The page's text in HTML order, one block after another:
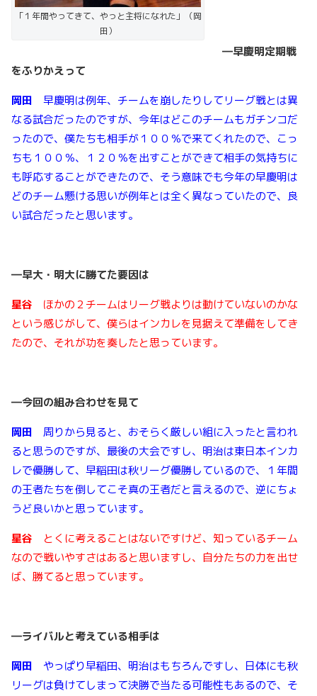
「１年間やってきて、やっと主将になれた」（岡
田）
―早慶明定期戦
をふりかえって
岡田 早慶明は例年、チームを崩したりしてリーグ戦とは異
なる試合だったのですが、今年はどこのチームもガチンコだ
ったので、僕たちも相手が１００％で来てくれたので、こっ
ちも１００％、１２０％を出すことができて相手の気持ちに
も呼応することができたので、そう意味でも今年の早慶明は
どのチーム懸ける思いが例年とは全く異なっていたので、良
い試合だったと思います。
―早大・明大に勝てた要因は
星谷 ほかの２チームはリーグ戦よりは動けていないのかな
という感じがして、僕らはインカレを見据えて準備をしてき
たので、それが功を奏したと思っています。
―今回の組み合わせを見て
岡田 周りから見ると、おそらく厳しい組に入ったと言われ
ると思うのですが、最後の大会ですし、明治は東日本インカ
レで優勝して、早稲田は秋リーグ優勝しているので、１年間
の王者たちを倒してこそ真の王者だと言えるので、逆にちょ
うど良いかと思っています。
星谷 とくに考えることはないですけど、知っているチーム
なので戦いやすさはあると思いますし、自分たちの力を出せ
ば、勝てると思っています。
―ライバルと考えている相手は
岡田 やっぱり早稲田、明治はもちろんですし、日体にも秋
リーグは負けてしまって決勝で当たる可能性もあるので、そ